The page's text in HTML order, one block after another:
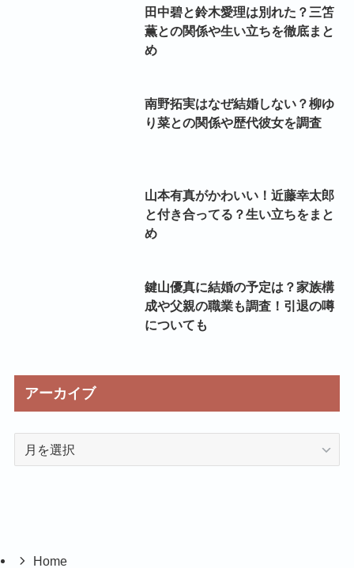
田中碧と鈴木愛理は別れた？三笘
薫との関係や生い立ちを徹底まと
め
南野拓実はなぜ結婚しない？柳ゆ
り菜との関係や歴代彼女を調査
山本有真がかわいい！近藤幸太郎
と付き合ってる？生い立ちをまと
め
鍵山優真に結婚の予定は？家族構
成や父親の職業も調査！引退の噂
についても
アーカイブ
Home